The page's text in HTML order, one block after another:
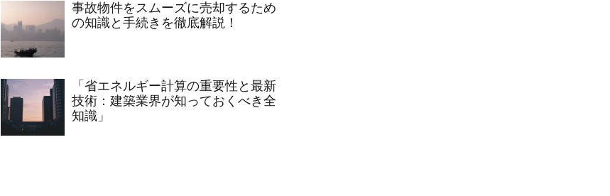
事故物件をスムーズに売却するため
の知識と手続きを徹底解説！
「省エネルギー計算の重要性と最新
技術：建築業界が知っておくべき全
知識」